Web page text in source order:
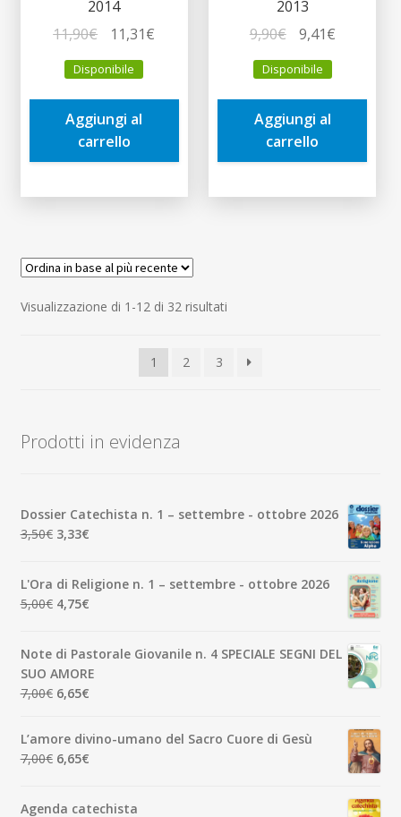
2014
11,90€
prezzo
originale
era:
11,90€.
11,31€
è:
Disponibile
Aggiungi al
carrello
2013
9,90€
prezzo
originale
era:
9,90€.
9,41€Il
è:
Disponibile
Aggiungi al
carrello
Visualizzazione di 1-12 di 32 risultatiOrdina
1 2 3
Prodotti in evidenza
Dossier Catechista n. 1 – settembre - ottobre 2026
3,50€ Il
era:
3,50€.
3,33€Il
è:
3,33€.
L'Ora di Religione n. 1 – settembre - ottobre 2026
5,00€ Il
era:
5,00€.
4,75€Il
è:
4,75€.
Note di Pastorale Giovanile n. 4 SPECIALE SEGNI DEL
SUO AMORE
7,00€ Il
originale
era:
7,00€.
6,65€Il
attuale
è:
L’amore divino-umano del Sacro Cuore di Gesù
7,00€ Il
6,65€Il
Agenda catechista